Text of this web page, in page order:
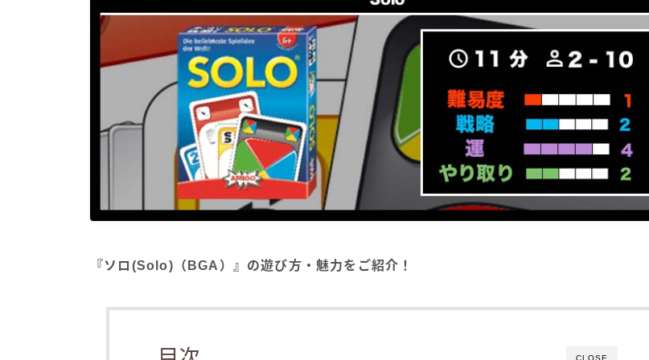
『ソロ(Solo)（BGA）』の遊び方・魅力をご紹介！
CLOSE